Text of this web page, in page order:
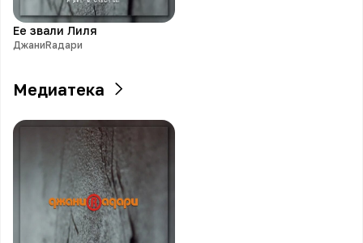
Ее звали Лиля
ДжаниRадари
Медиатека